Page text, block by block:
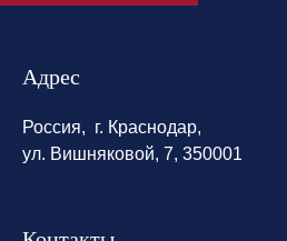
Адрес
Россия, г. Краснодар,
ул. Вишняковой, 7, 350001